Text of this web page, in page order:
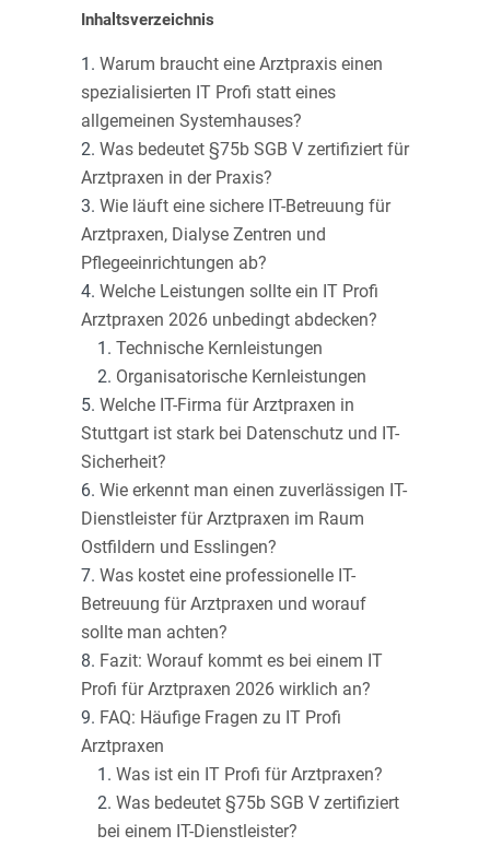
Inhaltsverzeichnis
Warum braucht eine Arztpraxis einen
spezialisierten IT Profi statt eines
allgemeinen Systemhauses?
Was bedeutet §75b SGB V zertifiziert für
Arztpraxen in der Praxis?
Wie läuft eine sichere IT-Betreuung für
Arztpraxen, Dialyse Zentren und
Pflegeeinrichtungen ab?
Welche Leistungen sollte ein IT Profi
Arztpraxen 2026 unbedingt abdecken?
Technische Kernleistungen
Organisatorische Kernleistungen
Welche IT-Firma für Arztpraxen in
Stuttgart ist stark bei Datenschutz und IT-
Sicherheit?
Wie erkennt man einen zuverlässigen IT-
Dienstleister für Arztpraxen im Raum
Ostfildern und Esslingen?
Was kostet eine professionelle IT-
Betreuung für Arztpraxen und worauf
sollte man achten?
Fazit: Worauf kommt es bei einem IT
Profi für Arztpraxen 2026 wirklich an?
FAQ: Häufige Fragen zu IT Profi
Arztpraxen
Was ist ein IT Profi für Arztpraxen?
Was bedeutet §75b SGB V zertifiziert
bei einem IT-Dienstleister?